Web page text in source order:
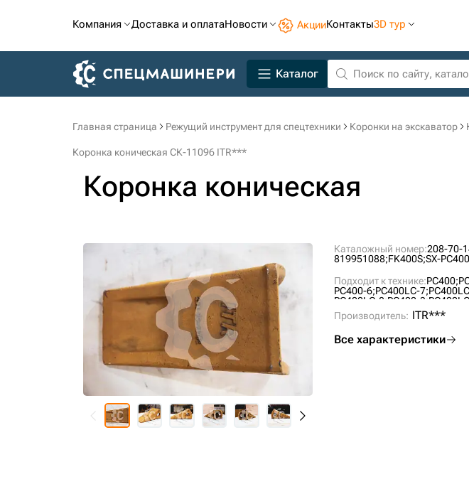
Компания Доставка и оплатаНовости АкцииКонтакты3D тур
Каталог
Главная страница Режущий инструмент для спецтехники Коронки на экскаватор
Коронка коническая СК-11096 ITR***
Коронка коническая
Каталожный номер:208-70-
819951088;FK400S;SX-
Подходит к технике:PC400;
PC400-6;PC400LC-7;
PC400LC-8;PC400-3;
Производитель: ITR***
Все характеристики